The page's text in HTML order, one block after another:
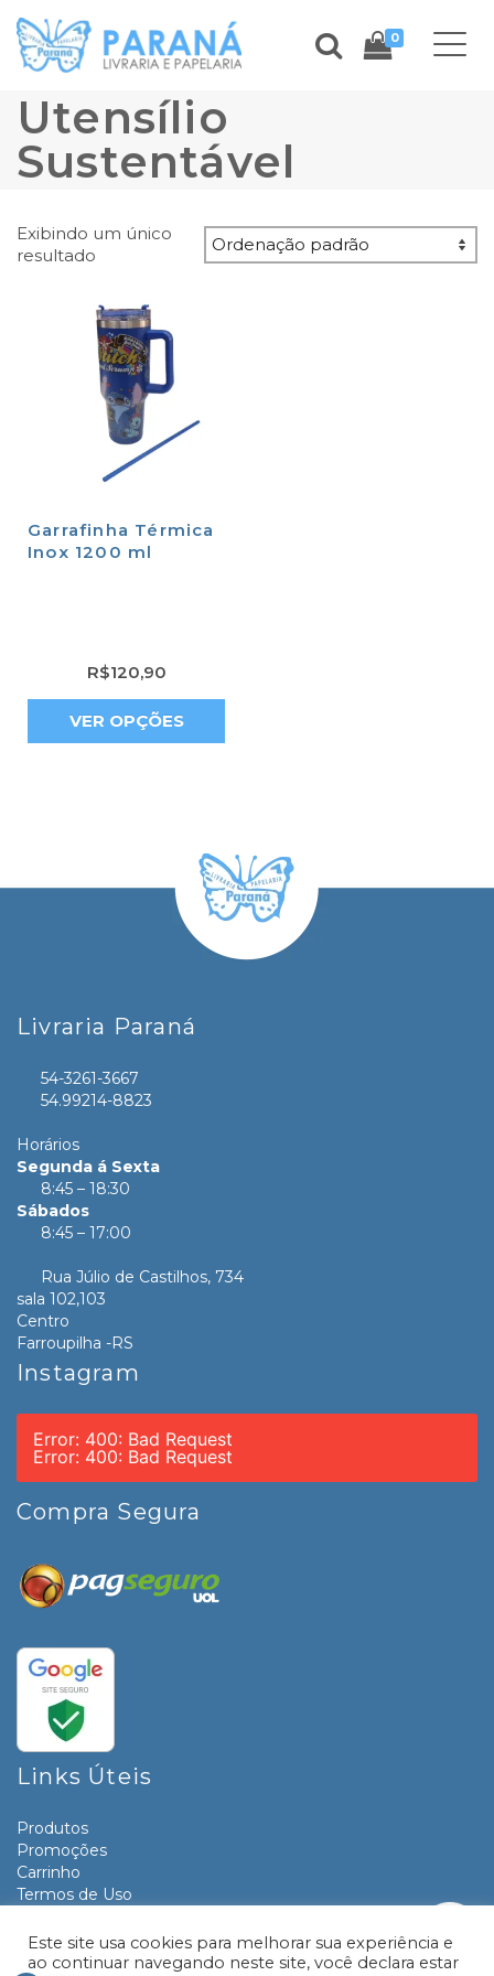
0
Utensílio
Sustentável
Exibindo um único
resultado
Garrafinha Térmica
Inox 1200 ml
R$120,90
VER OPÇÕES
Livraria Paraná
54-3261-3667
54.99214-8823
Horários
Segunda á Sexta
8:45 – 18:30
Sábados
8:45 – 17:00
Rua Júlio de Castilhos, 734
sala 102,103
Centro
Farroupilha -RS
Instagram
Error: 400: Bad Request
Error: 400: Bad Request
Compra Segura
Links Úteis
Produtos
Promoções
Carrinho
Termos de Uso
Contato
Este site usa cookies para melhorar sua experiência e
ao continuar navegando neste site, você declara estar